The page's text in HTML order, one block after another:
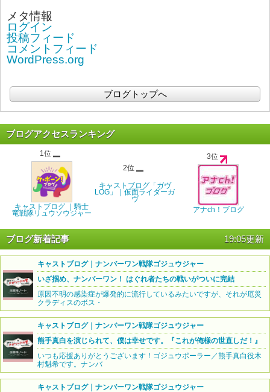
メタ情報
ログイン
投稿フィード
コメントフィード
WordPress.org
ブログトップへ
ブログアクセスランキング
1位
キャストブログ ｜騎士
竜戦隊リュウソウジャー
2位
キャストブログ「ガヴ
LOG」｜仮面ライダーガ
ヴ
3位
アナch！ブログ
ブログ新着記事 19:05更新
キャストブログ｜ナンバーワン戦隊ゴジュウジャー
いざ掴め、ナンバーワン！ はぐれ者たちの戦いがついに完結
原因不明の感染症が爆発的に流行しているみたいですが、それが厄災
クラディスのボス・
キャストブログ｜ナンバーワン戦隊ゴジュウジャー
熊手真白を演じられて、僕は幸せです。『これが俺様の世直しだ！』
いつも応援ありがとうございます！ゴジュウポーラー／熊手真白役木
村魁希です。ナンバ
キャストブログ｜ナンバーワン戦隊ゴジュウジャー